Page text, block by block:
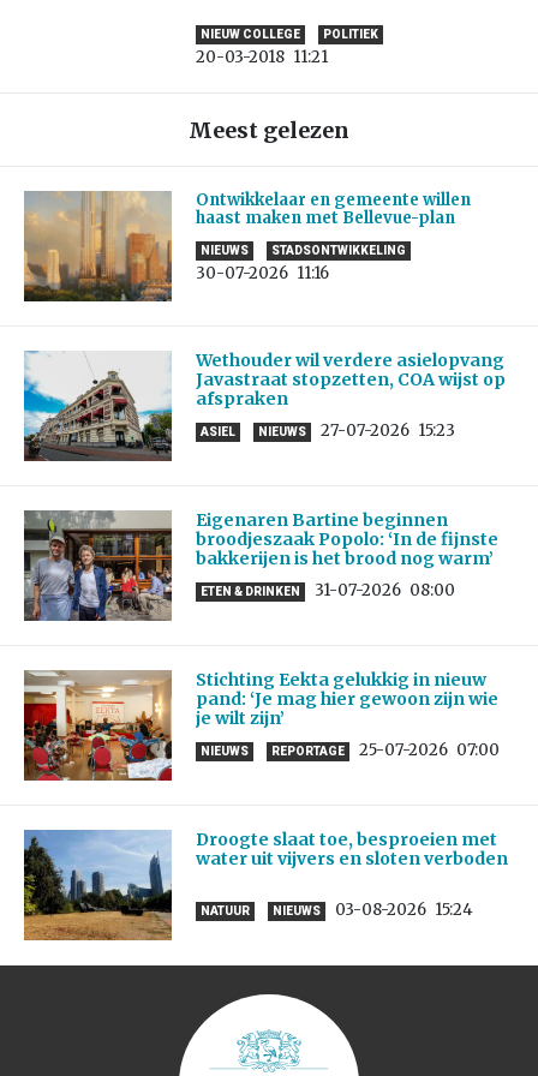
NIEUW COLLEGE POLITIEK
20-03-2018 11:21
Meest gelezen
Ontwikkelaar en gemeente willen
haast maken met Bellevue-plan
NIEUWS STADSONTWIKKELING
30-07-2026 11:16
Wethouder wil verdere asielopvang
Javastraat stopzetten, COA wijst op
afspraken
ASIEL NIEUWS 27-07-2026 15:23
Eigenaren Bartine beginnen
broodjeszaak Popolo: ‘In de fijnste
bakkerijen is het brood nog warm’
ETEN & DRINKEN 31-07-2026 08:00
Stichting Eekta gelukkig in nieuw
pand: ‘Je mag hier gewoon zijn wie
je wilt zijn’
NIEUWS REPORTAGE 25-07-2026 07:00
Droogte slaat toe, besproeien met
water uit vijvers en sloten verboden
NATUUR NIEUWS 03-08-2026 15:24